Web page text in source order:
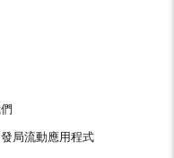
局流動應用程式